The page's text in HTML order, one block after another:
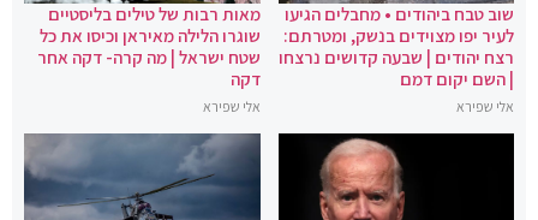
שוב טבח ביהודים • מחבלים הגיעו
לעיר יפו מצוידים בנשק, ומטרתם:
רצח יהודים | שבעה קדושים נרצחו
| השם יקום דמם
אלי שפירא
מאות רבות של טילים בליסטיים
שוגרו הלילה מאיראן וכיסו את כל
שטח ישראל | מה קרה- דקה אחר
דקה
אלי שפירא